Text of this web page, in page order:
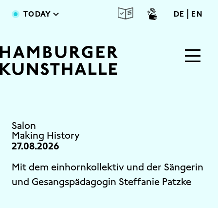
Skip to main content
TODAY DE deutsch
EN
Salon
Making History
27.08.2026
Mit dem einhornkollektiv und der Sängerin
und Gesangspädagogin Steffanie Patzke